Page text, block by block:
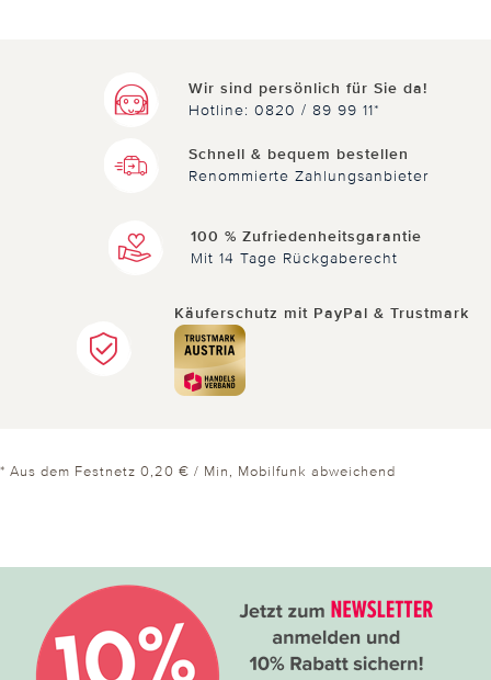
Wir sind persönlich für Sie da!
Hotline: 0820 / 89 99 11*
Schnell & bequem bestellen
Renommierte Zahlungsanbieter
100 % Zufriedenheitsgarantie
Mit 14 Tage Rückgaberecht
Käuferschutz mit PayPal & Trustmark
* Aus dem Festnetz 0,20 € / Min, Mobilfunk abweichend